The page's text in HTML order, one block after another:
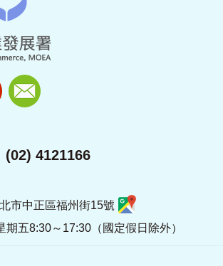
(02) 4121166
市中正區福州街15號
期五8:30～17:30（國定假日除外）